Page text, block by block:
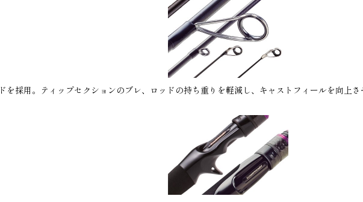
を採用。ティップセクションのブレ、ロッドの持ち重りを軽減し、キャストフィールを向上さ